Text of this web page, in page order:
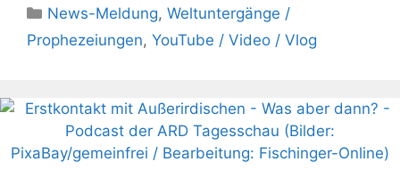
Kategorien
News-Meldung,Weltuntergänge /
Prophezeiungen, YouTube / Video / Vlog